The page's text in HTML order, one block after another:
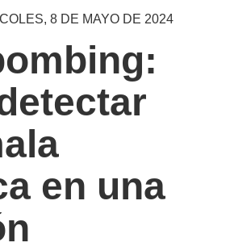
8 DE MAYO DE 2024
en una